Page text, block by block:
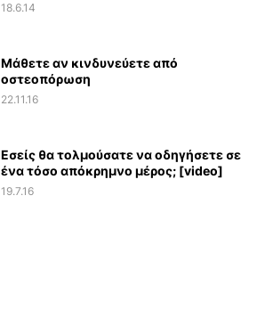
18.6.14
Μάθετε αν κινδυνεύετε από
οστεοπόρωση
22.11.16
Εσείς θα τολμούσατε να οδηγήσετε σε
ένα τόσο απόκρημνο μέρος; [video]
19.7.16